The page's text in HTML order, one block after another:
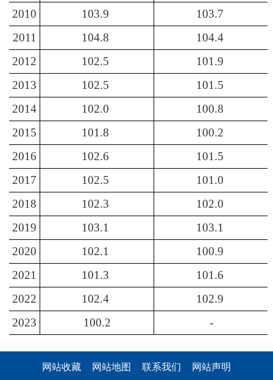
2010
103.9
103.7
2011
104.8
104.4
2012
102.5
101.9
2013
102.5
101.5
2014
102.0
100.8
2015
101.8
100.2
2016
102.6
101.5
2017
102.5
101.0
2018
102.3
102.0
2019
103.1
103.1
2020
102.1
100.9
2021
101.3
101.6
2022
102.4
102.9
2023
100.2 -
网站收藏 网站地图 联系我们 网站声明